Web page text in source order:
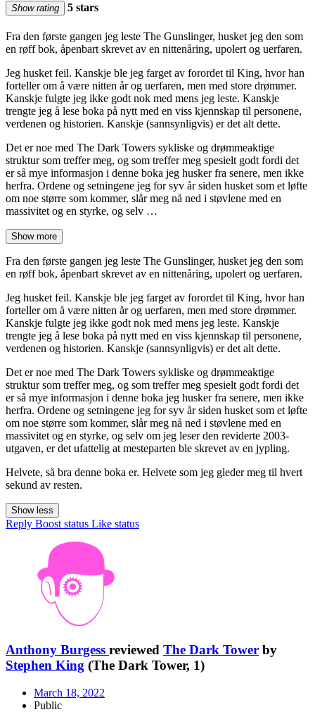
Show rating 5 stars
Fra den første gangen jeg leste The Gunslinger, husket jeg den som
en røff bok, åpenbart skrevet av en nittenåring, upolert og uerfaren.
Jeg husket feil. Kanskje ble jeg farget av forordet til King, hvor han
forteller om å være nitten år og uerfaren, men med store drømmer.
Kanskje fulgte jeg ikke godt nok med mens jeg leste. Kanskje
trengte jeg å lese boka på nytt med en viss kjennskap til personene,
verdenen og historien. Kanskje (sannsynligvis) er det alt dette.
Det er noe med The Dark Towers sykliske og drømmeaktige
struktur som treffer meg, og som treffer meg spesielt godt fordi det
er så mye informasjon i denne boka jeg husker fra senere, men ikke
herfra. Ordene og setningene jeg for syv år siden husket som et løfte
om noe større som kommer, slår meg nå ned i støvlene med en
massivitet og en styrke, og selv …
Show more
Fra den første gangen jeg leste The Gunslinger, husket jeg den som
en røff bok, åpenbart skrevet av en nittenåring, upolert og uerfaren.
Jeg husket feil. Kanskje ble jeg farget av forordet til King, hvor han
forteller om å være nitten år og uerfaren, men med store drømmer.
Kanskje fulgte jeg ikke godt nok med mens jeg leste. Kanskje
trengte jeg å lese boka på nytt med en viss kjennskap til personene,
verdenen og historien. Kanskje (sannsynligvis) er det alt dette.
Det er noe med The Dark Towers sykliske og drømmeaktige
struktur som treffer meg, og som treffer meg spesielt godt fordi det
er så mye informasjon i denne boka jeg husker fra senere, men ikke
herfra. Ordene og setningene jeg for syv år siden husket som et løfte
om noe større som kommer, slår meg nå ned i støvlene med en
massivitet og en styrke, og selv om jeg leser den reviderte 2003-
utgaven, er det ufattelig at mesteparten ble skrevet av en jypling.
Helvete, så bra denne boka er. Helvete som jeg gleder meg til hvert
sekund av resten.
Show less
Reply Boost status Like status
Anthony Burgess reviewed The Dark Tower by
Stephen King (The Dark Tower, 1)
March 18, 2022
Public